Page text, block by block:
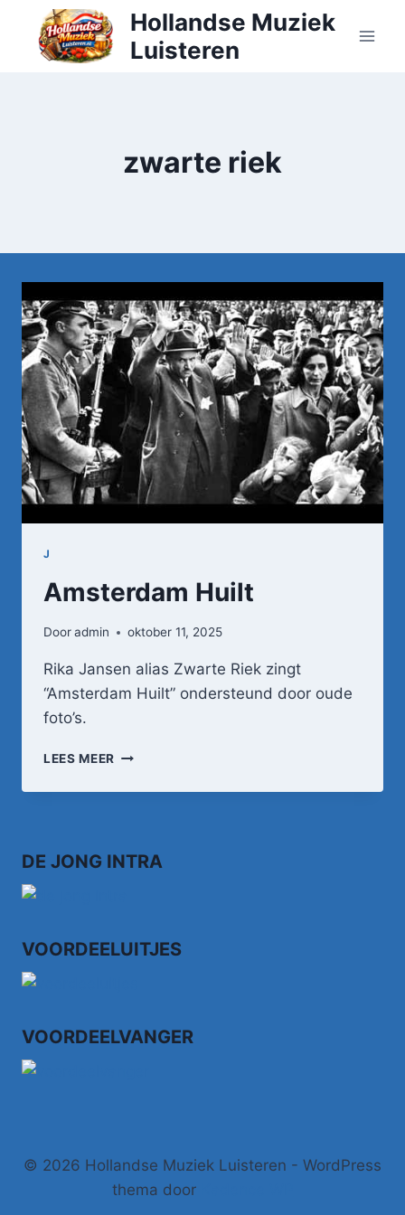
Doorgaan
inhoud
Hollandse Muziek
Luisteren
zwarte riek
J
Amsterdam Huilt
Dooradmin oktober 11, 2025
Rika Jansen alias Zwarte Riek zingt
“Amsterdam Huilt” ondersteund door oude
foto’s.
LEES MEER AMSTERDAM
DE JONG INTRA
VOORDEELUITJES
VOORDEELVANGER
© 2026 Hollandse Muziek Luisteren - WordPress
thema door